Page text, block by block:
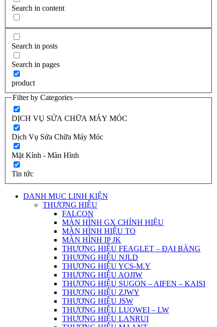
Search in content
Search in posts
Search in pages
product
Filter by Categories
DỊCH VỤ SỬA CHỮA MÁY MÓC
Dịch Vụ Sửa Chữa Máy Móc
Mặt Kính - Màn Hình
Tin tức
DANH MỤC LINH KIỆN
THƯƠNG HIỆU
FALCON
MÀN HÌNH GX CHÍNH HIỆU
MÀN HÌNH HIỆU TO
MÀN HÌNH IP JK
THƯƠNG HIỆU FEAGLET – ĐẠI BÀNG
THƯƠNG HIỆU NJLD
THƯƠNG HIỆU YCS-M.Y
THƯƠNG HIỆU AOJIW
THƯƠNG HIỆU SUGON – AIFEN – KAISI
THƯƠNG HIỆU ZJWY
THƯƠNG HIỆU JSW
THƯƠNG HIỆU LUOWEI – LW
THƯƠNG HIỆU LANRUI